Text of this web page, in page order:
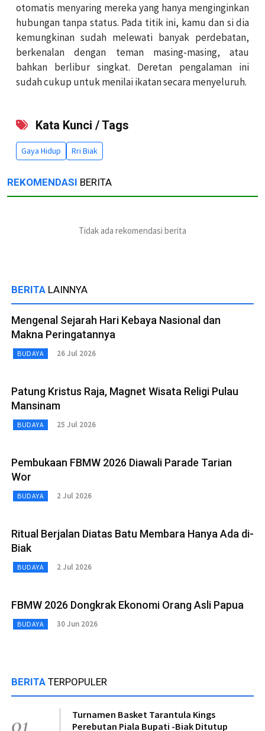
otomatis menyaring mereka yang hanya menginginkan
hubungan tanpa status. Pada titik ini, kamu dan si dia
kemungkinan sudah melewati banyak perdebatan,
berkenalan dengan teman masing-masing, atau
bahkan berlibur singkat. Deretan pengalaman ini
sudah cukup untuk menilai ikatan secara menyeluruh.
Kata Kunci / Tags
Gaya Hidup Rri Biak
REKOMENDASI BERITA
Tidak ada rekomendasi berita
BERITA LAINNYA
Mengenal Sejarah Hari Kebaya Nasional dan
Makna Peringatannya
BUDAYA 26 Jul 2026
Patung Kristus Raja, Magnet Wisata Religi Pulau
Mansinam
BUDAYA 25 Jul 2026
Pembukaan FBMW 2026 Diawali Parade Tarian
Wor
BUDAYA 2 Jul 2026
Ritual Berjalan Diatas Batu Membara Hanya Ada di-
Biak
BUDAYA 2 Jul 2026
FBMW 2026 Dongkrak Ekonomi Orang Asli Papua
BUDAYA 30 Jun 2026
BERITA TERPOPULER
01
Turnamen Basket Tarantula Kings
Perebutan Piala Bupati -Biak Ditutup